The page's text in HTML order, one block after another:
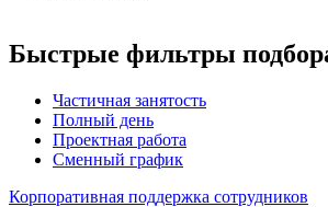
Быстрые фильтры
Частичная занятость
Полный день
Проектная работа
Сменный график
Корпоративная поддержка сотрудников